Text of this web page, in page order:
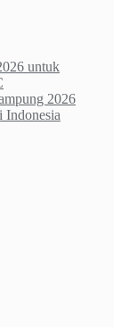
untuk
2026
Indonesia